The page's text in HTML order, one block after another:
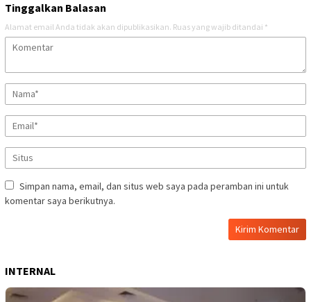
Tinggalkan Balasan
Alamat email Anda tidak akan dipublikasikan. Ruas yang wajib ditandai *
Simpan nama, email, dan situs web saya pada peramban ini untuk
komentar saya berikutnya.
INTERNAL